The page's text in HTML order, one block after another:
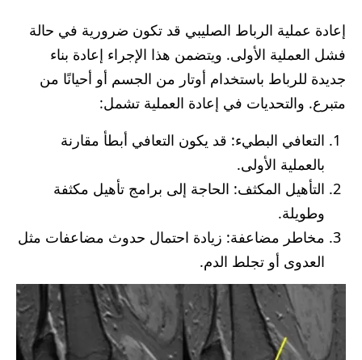
إعادة عملية الرباط الصليبي قد تكون ضرورية في حالة
فشل العملية الأولى. ويتضمن هذا الإجراء إعادة بناء
جديدة للرباط باستخدام أوتار من الجسم أو أحيانًا من
متبرع. والتحديات في إعادة العملية تشمل:
التعافي البطيء: قد يكون التعافي أبطأ مقارنة
بالعملية الأولى.
التأهيل المكثف: الحاجة إلى برامج تأهيل مكثفة
وطويلة.
مخاطر مضاعفة: زيادة احتمال حدوث مضاعفات مثل
العدوى أو تجلط الدم.